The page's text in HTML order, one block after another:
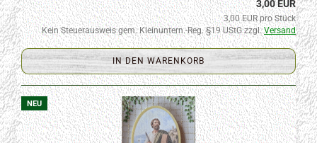
3,00 EUR
3,00 EUR pro Stück
Kein Steuerausweis gem. Kleinuntern.-Reg. §19 UStG zzgl.Versand
IN DEN WARENKORB
NEU